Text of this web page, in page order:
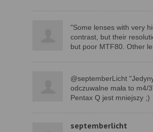
"Some lenses with very
contrast, but their
but poor MTF80. Other
@septemberLicht
odczuwalne mała to m4/
Pentax Q jest mniejszy ;)
septemberlicht